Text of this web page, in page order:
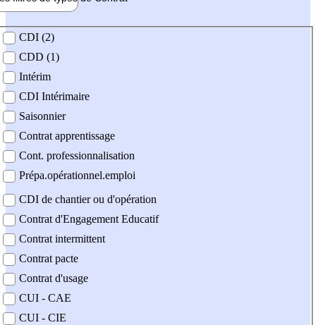
contrat
CDI (2)
CDD (1)
Intérim
CDI Intérimaire
Saisonnier
Contrat apprentissage
Cont. professionnalisation
Prépa.opérationnel.emploi
CDI de chantier ou d'opération
Contrat d'Engagement Educatif
Contrat intermittent
Contrat pacte
Contrat d'usage
CUI - CAE
CUI - CIE